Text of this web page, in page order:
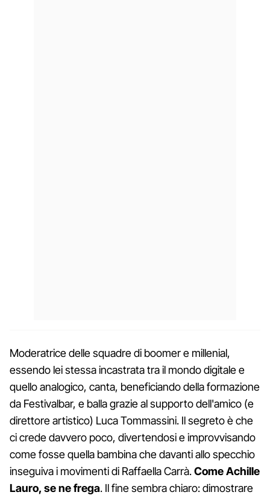
Moderatrice delle squadre di boomer e millenial,
essendo lei stessa incastrata tra il mondo digitale e
quello analogico, canta, beneficiando della formazione
da Festivalbar, e balla grazie al supporto dell'amico (e
direttore artistico) Luca Tommassini. Il segreto è che
ci crede davvero poco, divertendosi e improvvisando
come fosse quella bambina che davanti allo specchio
inseguiva i movimenti di Raffaella Carrà.Come Achille
Lauro, se ne frega. Il fine sembra chiaro: dimostrare